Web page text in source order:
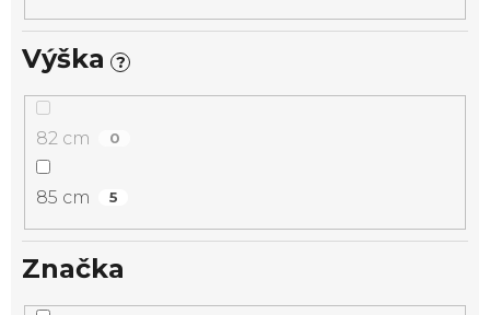
Výška ?
82 cm 0
85 cm 5
Značka